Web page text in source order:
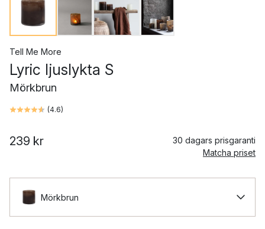
Tell Me More
Lyric ljuslykta S
Mörkbrun
(4.6)
239 kr
30 dagars prisgaranti
Matcha priset
Mörkbrun